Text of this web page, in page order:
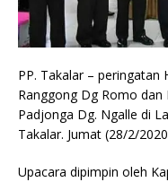
PP. Takalar – peringatan
Ranggong Dg Romo
Padjonga Dg. Ngalle di
Takalar. Jumat (28/2/
Upacara dipimpin oleh